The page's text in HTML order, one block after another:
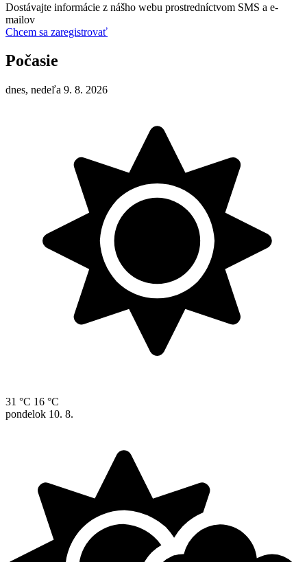
Dostávajte informácie z nášho webu prostredníctvom SMS a e-
mailov
Chcem sa zaregistrovať
Počasie
dnes, nedeľa 9. 8. 2026
31 °C 16 °C
pondelok 10. 8.